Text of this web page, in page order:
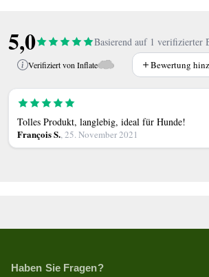
5,0 Basierend auf 1 verifizierter
Verifiziert von Inflate Bewertung
Tolles Produkt, langlebig, ideal für Hunde!
François S., 25. November 2021
Haben Sie Fragen?